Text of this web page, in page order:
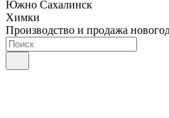
Южно Сахалинск
Химки
Производство и продажа